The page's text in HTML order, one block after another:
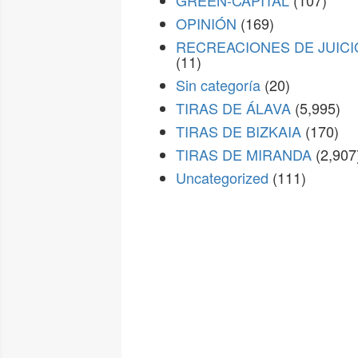
OPINIÓN (169)
RECREACIONES DE
(11)
Sin categoría (20)
TIRAS DE ÁLAVA (5,995)
TIRAS DE BIZKAIA (170)
TIRAS DE MIRANDA
Uncategorized (111)